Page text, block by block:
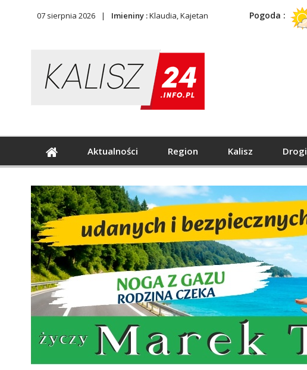
07 sierpnia 2026 Imieniny :Klaudia, Kajetan Pogoda :
Aktualności Region Kalisz Drogi